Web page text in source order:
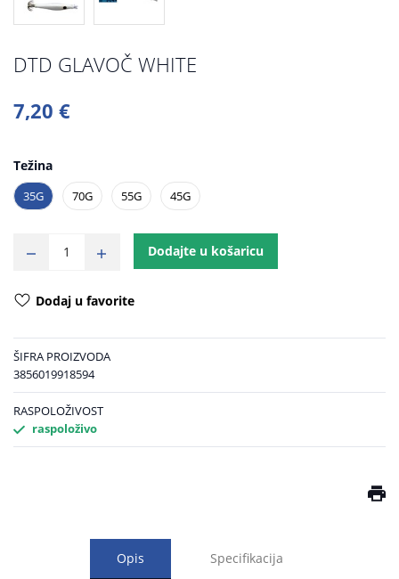
DTD GLAVOČ WHITE
7,20 €
Težina
35G 70G 55G 45G
Dodajte u košaricu
Dodaj u favorite
ŠIFRA PROIZVODA
3856019918594
RASPOLOŽIVOST
raspoloživo
Opis Specifikacija